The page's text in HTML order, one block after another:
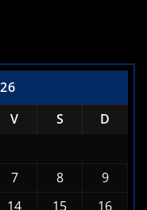
V S
D
7 8
9
14 15
16